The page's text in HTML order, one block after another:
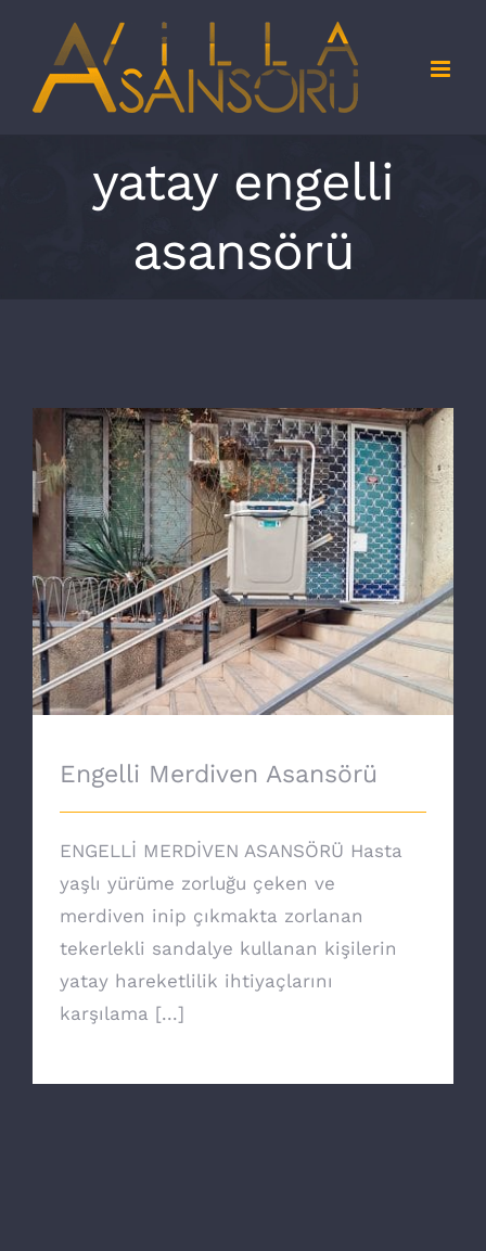
content
yatay engelli
asansörü
Engelli Merdiven Asansörü
Engelli Merdiven Asansörü
ENGELLİ MERDİVEN ASANSÖRÜ Hasta
yaşlı yürüme zorluğu çeken ve
merdiven inip çıkmakta zorlanan
tekerlekli sandalye kullanan kişilerin
yatay hareketlilik ihtiyaçlarını
karşılama [...]